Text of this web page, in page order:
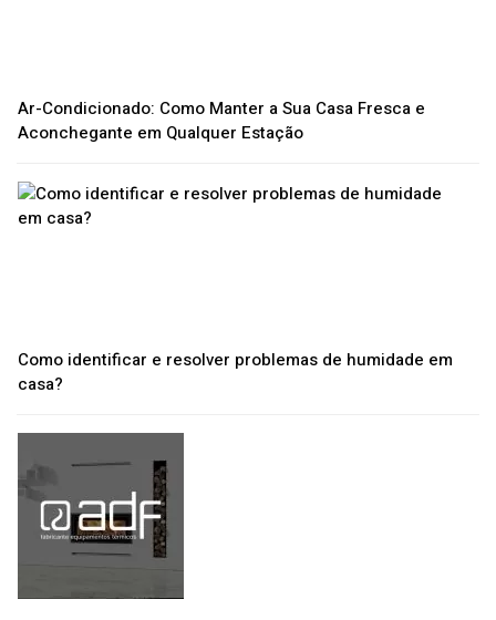
Ar-Condicionado: Como Manter a Sua Casa Fresca e
Aconchegante em Qualquer Estação
Como identificar e resolver problemas de humidade em
casa?